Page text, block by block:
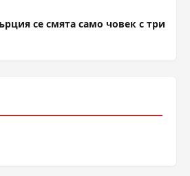
се смята само човек с три